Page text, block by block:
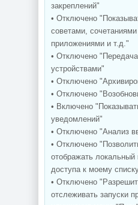
закреплений"
• Отключено
советами,
приложениями и т.д."
• Отключено
устройствами"
• Отключено
• Отключено
• Включено
уведомлений"
• Отключено "Анализ
• Отключено
отображать локальный
доступа к моему
• Отключено
отслеживать запуски